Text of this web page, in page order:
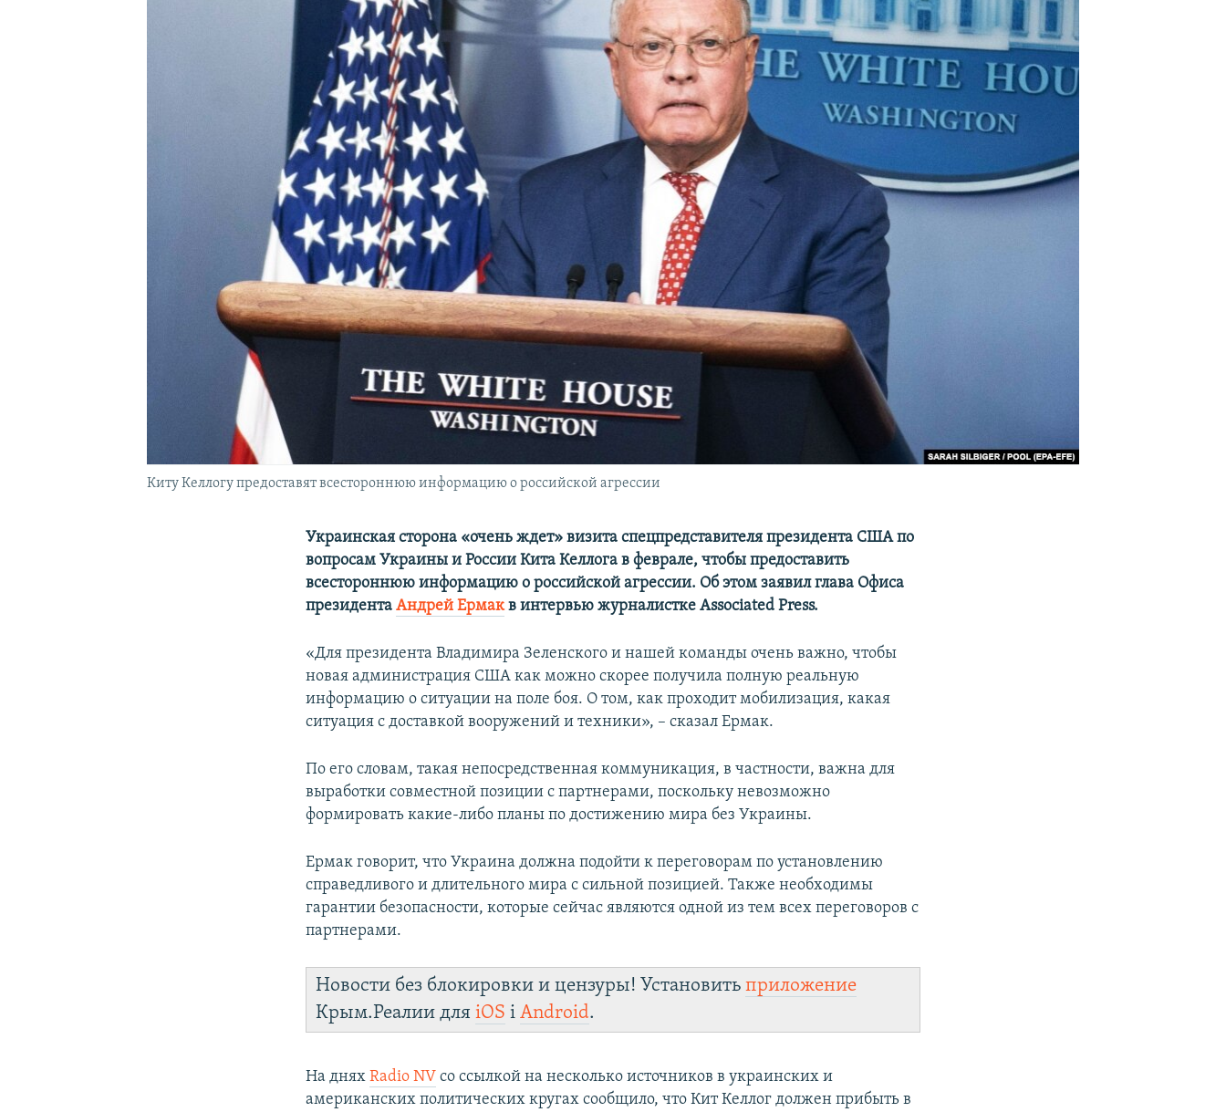
Киту Келлогу предоставят всестороннюю информацию о российской агрессии
Украинская сторона «очень ждет» визита спецпредставителя президента США по
вопросам Украины и России Кита Келлога в феврале, чтобы предоставить
всестороннюю информацию о российской агрессии. Об этом заявил глава Офиса
президентаАндрей Ермакв интервью журналистке Associated Press.
«Для президента Владимира Зеленского и нашей команды очень важно, чтобы
новая администрация США как можно скорее получила полную реальную
информацию о ситуации на поле боя. О том, как проходит мобилизация, какая
ситуация с доставкой вооружений и техники», – сказал Ермак.
По его словам, такая непосредственная коммуникация, в частности, важна для
выработки совместной позиции с партнерами, поскольку невозможно
формировать какие-либо планы по достижению мира без Украины.
Ермак говорит, что Украина должна подойти к переговорам по установлению
справедливого и длительного мира с сильной позицией. Также необходимы
гарантии безопасности, которые сейчас являются одной из тем всех переговоров с
партнерами.
Новости без блокировки и цензуры! Установитьприложение
Крым.Реалии дляiOS іAndroid.
На дняхRadio NV со ссылкой на несколько источников в украинских и
американских политических кругах сообщило, что Кит Келлог должен прибыть в